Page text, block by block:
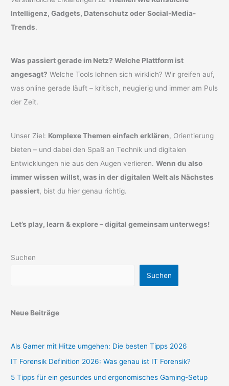
Intelligenz, Gadgets, Datenschutz oder Social-Media-
Trends.
Was passiert gerade im Netz? Welche Plattform ist
angesagt? Welche Tools lohnen sich wirklich? Wir greifen auf,
was online gerade läuft – kritisch, neugierig und immer am Puls
der Zeit.
Unser Ziel: Komplexe Themen einfach erklären, Orientierung
bieten – und dabei den Spaß an Technik und digitalen
Entwicklungen nie aus den Augen verlieren.Wenn du also
immer wissen willst, was in der digitalen Welt als Nächstes
passiert, bist du hier genau richtig.
Let’s play, learn & explore – digital gemeinsam unterwegs!
Suchen
Suchen
Neue Beiträge
Als Gamer mit Hitze umgehen: Die besten Tipps 2026
IT Forensik Definition 2026: Was genau ist IT Forensik?
5 Tipps für ein gesundes und ergonomisches Gaming-Setup